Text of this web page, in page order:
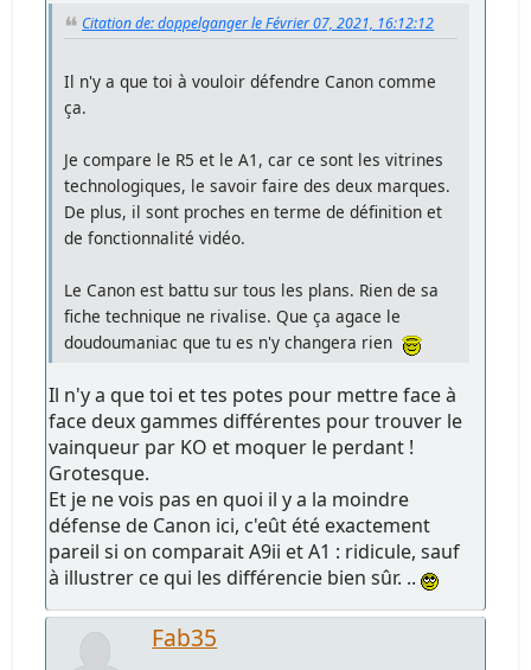
Citation de: doppelganger le Février 07, 2021, 16:12:12
Il n'y a que toi à vouloir défendre Canon comme
ça.
Je compare le R5 et le A1, car ce sont les vitrines
technologiques, le savoir faire des deux marques.
De plus, il sont proches en terme de définition et
de fonctionnalité vidéo.
Le Canon est battu sur tous les plans. Rien de sa
fiche technique ne rivalise. Que ça agace le
doudoumaniac que tu es n'y changera rien
Il n'y a que toi et tes potes pour mettre face à
face deux gammes différentes pour trouver le
vainqueur par KO et moquer le perdant !
Grotesque.
Et je ne vois pas en quoi il y a la moindre
défense de Canon ici, c'eût été exactement
pareil si on comparait A9ii et A1 : ridicule, sauf
à illustrer ce qui les différencie bien sûr. ..
Fab35